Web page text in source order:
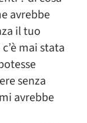
avrebbe
il tuo
mai stata
senza
avrebbe